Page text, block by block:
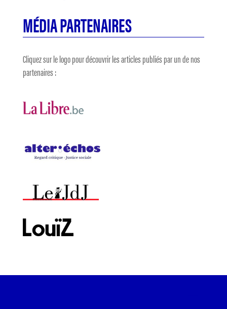
MÉDIA PARTENAIRES
Cliquez sur le logo pour découvrir les articles publiés par un de nos
partenaires :